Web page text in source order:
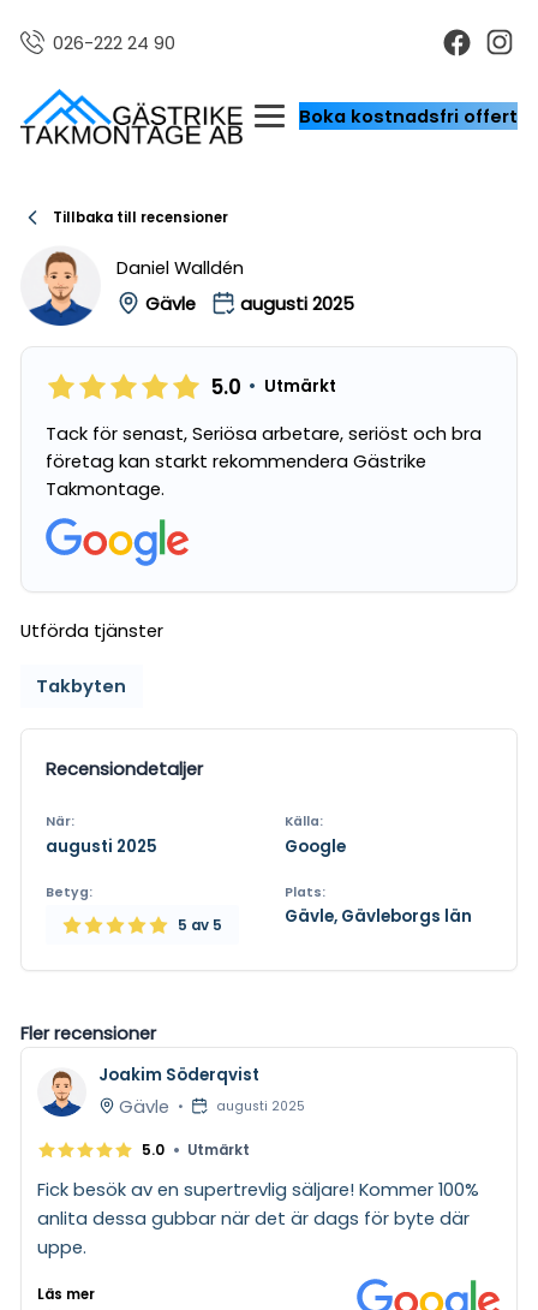
026-222 24 90
Boka kostnadsfri offert
Tillbaka till recensioner
Daniel Walldén
Gävle
augusti 2025
5.0 • Utmärkt
Tack för senast, Seriösa arbetare, seriöst och bra
företag kan starkt rekommendera Gästrike
Takmontage.
Utförda tjänster
Takbyten
Recensiondetaljer
När:
augusti 2025
Källa:
Google
Betyg:
5 av 5
Plats:
Gävle, Gävleborgs län
Fler recensioner
Joakim Söderqvist
Gävle • augusti 2025
5.0 • Utmärkt
Fick besök av en supertrevlig säljare! Kommer 100%
anlita dessa gubbar när det är dags för byte där
uppe.
Läs mer